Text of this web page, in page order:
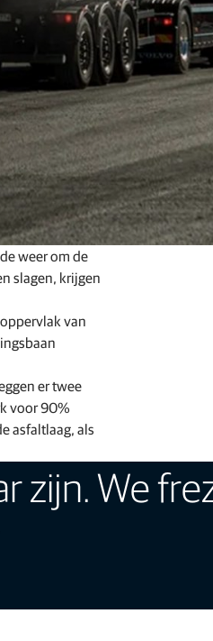
weer om de
slagen, krijgen
van
er twee
voor 90%
asfaltlaag, als
zijn. We